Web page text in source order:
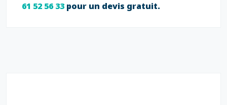
61 52 56 33 pour un devis gratuit.